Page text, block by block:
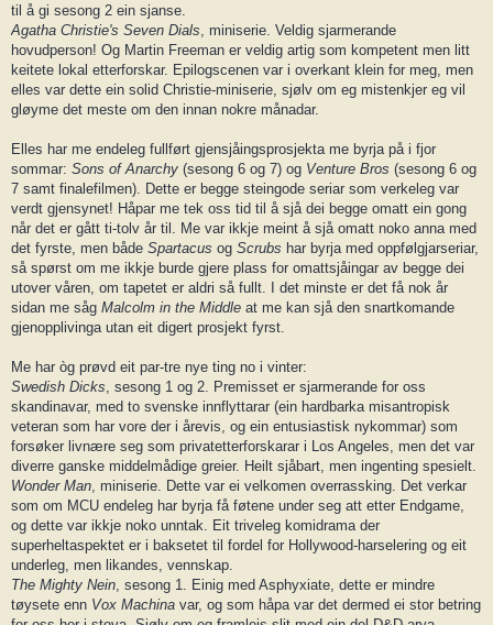
til å gi sesong 2 ein sjanse.
Agatha Christie's Seven Dials , miniserie. Veldig sjarmerande
hovudperson! Og Martin Freeman er veldig artig som kompetent men litt
keitete lokal etterforskar. Epilogscenen var i overkant klein for meg, men
elles var dette ein solid Christie-miniserie, sjølv om eg mistenkjer eg vil
gløyme det meste om den innan nokre månadar.
Elles har me endeleg fullført gjensjåingsprosjekta me byrja på i fjor
sommar: Sons of Anarchy (sesong 6 og 7) og Venture Bros (sesong 6 og
7 samt finalefilmen). Dette er begge steingode seriar som verkeleg var
verdt gjensynet! Håpar me tek oss tid til å sjå dei begge omatt ein gong
når det er gått ti-tolv år til. Me var ikkje meint å sjå omatt noko anna med
det fyrste, men både Spartacus og Scrubs har byrja med oppfølgjarseriar,
så spørst om me ikkje burde gjere plass for omattsjåingar av begge dei
utover våren, om tapetet er aldri så fullt. I det minste er det få nok år
sidan me såg Malcolm in the Middle at me kan sjå den snartkomande
gjenopplivinga utan eit digert prosjekt fyrst.
Me har òg prøvd eit par-tre nye ting no i vinter:
Swedish Dicks , sesong 1 og 2. Premisset er sjarmerande for oss
skandinavar, med to svenske innflyttarar (ein hardbarka misantropisk
veteran som har vore der i årevis, og ein entusiastisk nykommar) som
forsøker livnære seg som privatetterforskarar i Los Angeles, men det var
diverre ganske middelmådige greier. Heilt sjåbart, men ingenting spesielt.
Wonder Man , miniserie. Dette var ei velkomen overrassking. Det verkar
som om MCU endeleg har byrja få føtene under seg att etter Endgame,
og dette var ikkje noko unntak. Eit triveleg komidrama der
superheltaspektet er i baksetet til fordel for Hollywood-harselering og eit
underleg, men likandes, vennskap.
The Mighty Nein , sesong 1. Einig med Asphyxiate, dette er mindre
tøysete enn Vox Machina var, og som håpa var det dermed ei stor betring